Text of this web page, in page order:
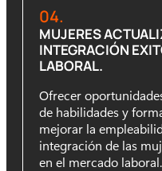
04.
MUJERES
INTEGRACIÓN
LABORAL.
Ofrecer
de habilidades y
mejorar la
integración de las
en el mercado laboral.